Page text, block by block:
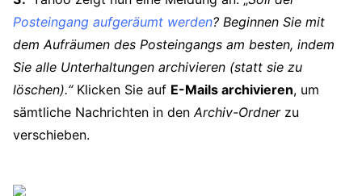
Posteingang aufgeräumt werden? Beginnen Sie mit
dem Aufräumen des Posteingangs am besten, indem
Sie alle Unterhaltungen archivieren (statt sie zu
löschen).“Klicken Sie auf E-Mails archivieren, um
sämtliche Nachrichten in denArchiv-Ordnerzu
verschieben.